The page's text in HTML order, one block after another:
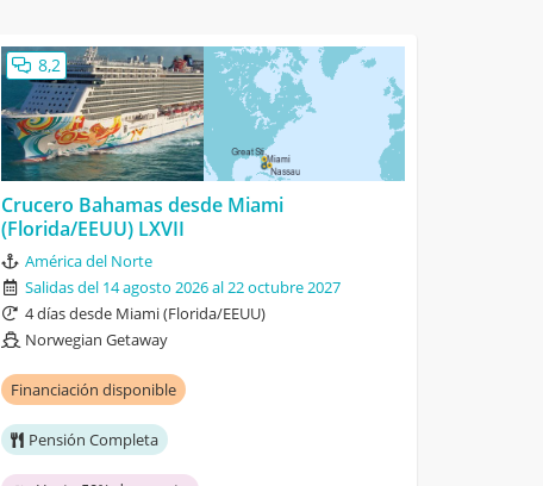
8,2
Crucero Bahamas desde Miami
(Florida/EEUU) LXVII
América del Norte
Salidas del 14 agosto 2026 al 22 octubre 2027
4 días desde Miami (Florida/EEUU)
Norwegian Getaway
Financiación disponible
Pensión Completa